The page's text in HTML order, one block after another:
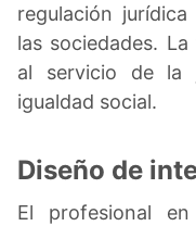
regulación
las sociedades.
al servicio de la
igualdad social.
Diseño de
El profesional